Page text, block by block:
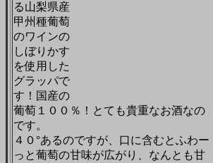
る山梨県産
甲州種葡萄
のワインの
しぼりかす
を使用した
グラッパで
す！国産の
葡萄１００％！とても貴重なお酒なの
です。
４０°あるのですが、口に含むとふわー
っと葡萄の甘味が広がり、なんとも甘